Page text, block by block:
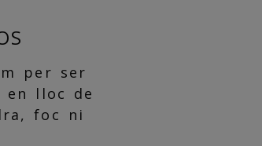
per ser
en lloc de
foc ni